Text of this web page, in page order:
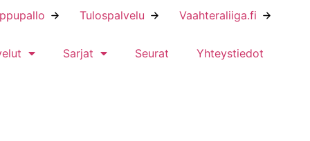
Tulospalvelu Vaahteraliiga.fi
Sarjat Seurat Yhteystiedot